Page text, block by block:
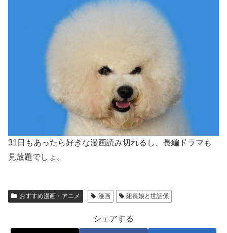
31日もあったら好きな漫画読み切れるし、長編ドラマも
見放題でしょ。
おすすめ漫画・アニメ 漫画 組長娘と世話係
シェアする